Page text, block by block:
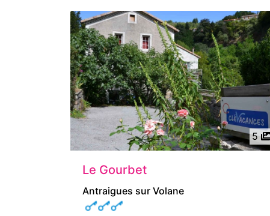
5
Le Gourbet
Antraigues sur Volane